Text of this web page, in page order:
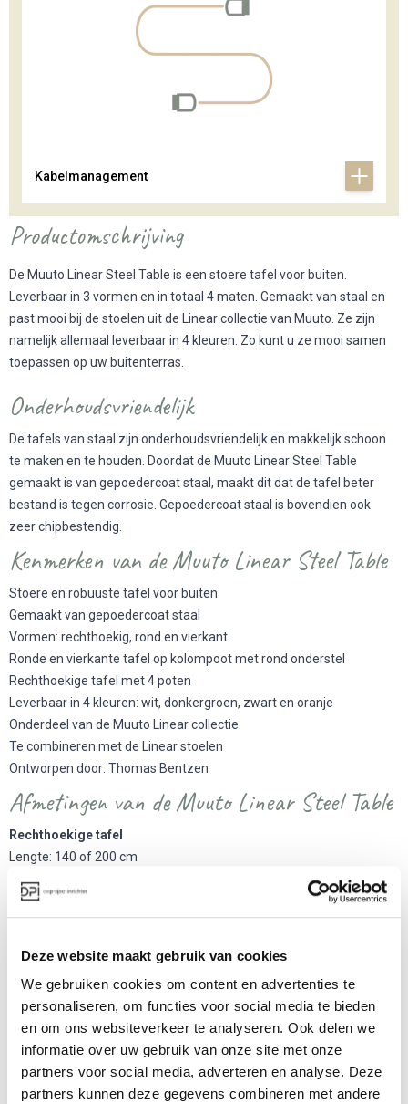
Deze website maakt gebruik van cookies
We gebruiken cookies om content en advertenties te
personaliseren, om functies voor social media te bieden
en om ons websiteverkeer te analyseren. Ook delen we
informatie over uw gebruik van onze site met onze
partners voor social media, adverteren en analyse. Deze
partners kunnen deze gegevens combineren met andere
Kabelmanagement
Productomschrijving
De Muuto Linear Steel Table is een stoere tafel voor buiten.
Leverbaar in 3 vormen en in totaal 4 maten. Gemaakt van staal en
past mooi bij de stoelen uit de Linear collectie van Muuto. Ze zijn
namelijk allemaal leverbaar in 4 kleuren. Zo kunt u ze mooi samen
toepassen op uw buitenterras.
Onderhoudsvriendelijk
De tafels van staal zijn onderhoudsvriendelijk en makkelijk schoon
te maken en te houden. Doordat de Muuto Linear Steel Table
gemaakt is van gepoedercoat staal, maakt dit dat de tafel beter
bestand is tegen corrosie. Gepoedercoat staal is bovendien ook
zeer chipbestendig.
Kenmerken van de Muuto Linear Steel Table
Stoere en robuuste tafel voor buiten
Gemaakt van gepoedercoat staal
Vormen: rechthoekig, rond en vierkant
Ronde en vierkante tafel op kolompoot met rond onderstel
Rechthoekige tafel met 4 poten
Leverbaar in 4 kleuren: wit, donkergroen, zwart en oranje
Onderdeel van de Muuto Linear collectie
Te combineren met de Linear stoelen
Ontworpen door: Thomas Bentzen
Afmetingen van de Muuto Linear Steel Table
Rechthoekige tafel
Lengte: 140 of 200 cm
Hoogte: 73,5 cm
Breedte: 80 cm
Vierkante tafel
Breedte: 70 cm
Ronde tafel
Hoogte: 73,5 cm
Diameter: 70 cm